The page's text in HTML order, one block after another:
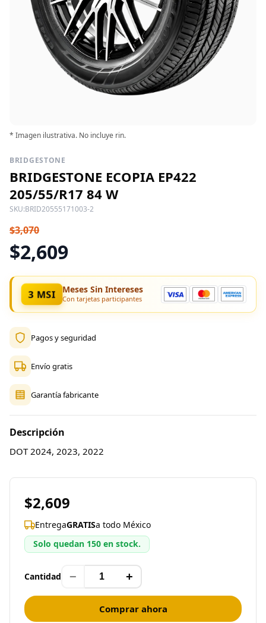
* Imagen ilustrativa. No incluye rin.
BRIDGESTONE
BRIDGESTONE ECOPIA EP422
205/55/R17 84 W
SKU:BRID20555171003-2
$3,070
$2,609
3 MSI Meses Sin Intereses
Con tarjetas participantes
Pagos y seguridad
Envío gratis
Garantía fabricante
Descripción
DOT 2024, 2023, 2022
$2,609
EntregaGRATISa todo México
Solo quedan 150 en stock.
Cantidad − +
Comprar ahora